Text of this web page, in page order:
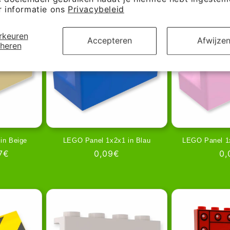
informatie ons Privacybeleid
Accepteren Afwijzen
Beige LEGO Panel 1x2x1 in Blau
Normale
0,09€
LEGO Panel